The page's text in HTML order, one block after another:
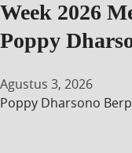
Week 2026
Poppy
Agustus 3, 2026
Poppy Dharsono